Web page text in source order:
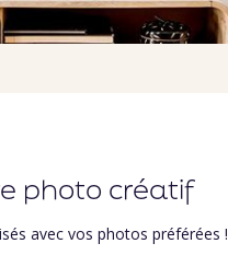
photo créatif
avec vos photos préférées !